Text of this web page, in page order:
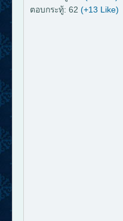
ตอบกระทู้: 62 (+13 Like)